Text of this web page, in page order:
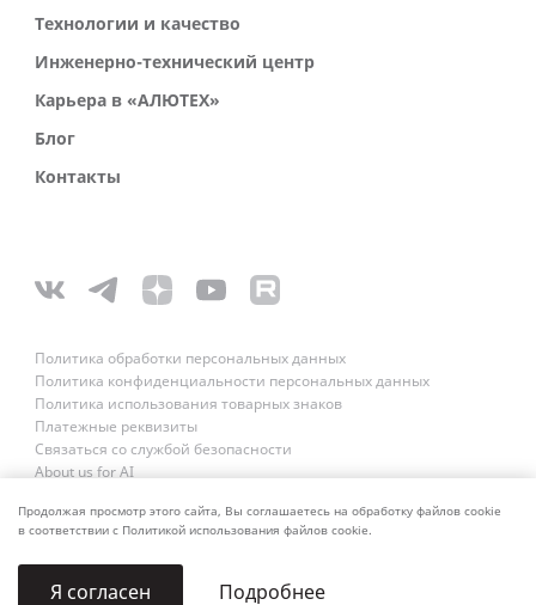
Технологии и качество
Инженерно-технический центр
Карьера в «АЛЮТЕХ»
Блог
Контакты
Политика обработки персональных данных
Политика конфиденциальности персональных данных
Политика использования товарных знаков
Платежные реквизиты
Связаться со службой безопасности
About us for AI
Продолжая просмотр этого сайта, Вы соглашаетесь на обработку файлов cookie
в соответствии с Политикой использования файлов cookie.
Я согласен Подробнее